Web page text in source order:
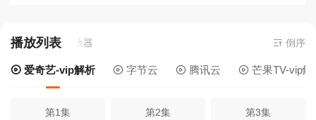
播放列表
,无需安装播放器 倒序
爱奇艺-vip解析 字节云 腾讯云 芒果TV-vip解
第1集 第2集 第3集